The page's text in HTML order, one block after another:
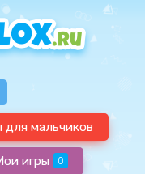
для мальчиков
игры 0